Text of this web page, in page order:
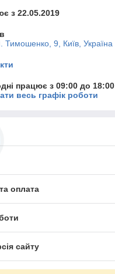
з 22.05.2019
Тимошенко, 9, Київ, Україна
працює з 09:00 до 18:00
весь графік роботи
оплата
сайту